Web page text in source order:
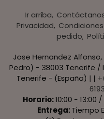
Ir arriba
Privacidad
pedido
Jose Hernandez
Pedro) - 38003 Tenerife /
Tenerife - (España) | |
Horario:10:00 - 13:00
Entrega:Tiempo